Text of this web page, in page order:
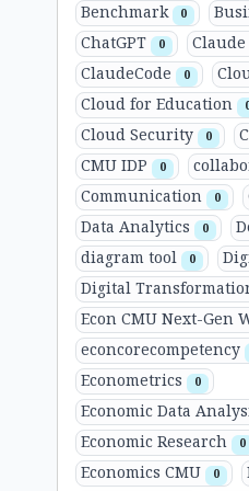
Benchmark 0
ChatGPT 0 Claude
ClaudeCode 0
Cloud for Education
Cloud Security 0
CMU IDP 0
Communication 0
Data Analytics 0
diagram tool 0
Digital
Econ CMU Next-Gen
econcorecompetency
Econometrics 0
Economic Data
Economic Research 0
Economics CMU 0